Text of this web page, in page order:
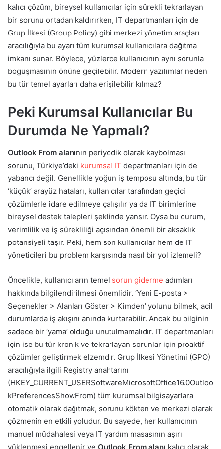
kalıcı çözüm, bireysel kullanıcılar için sürekli tekrarlayan
bir sorunu ortadan kaldırırken, IT departmanları için de
Grup İlkesi (Group Policy) gibi merkezi yönetim araçları
aracılığıyla bu ayarı tüm kurumsal kullanıcılara dağıtma
imkanı sunar. Böylece, yüzlerce kullanıcının aynı sorunla
boğuşmasının önüne geçilebilir. Modern yazılımlar neden
bu tür temel ayarları daha erişilebilir kılmaz?
Peki Kurumsal Kullanıcılar Bu
Durumda Ne Yapmalı?
Outlook From alanının periyodik olarak kaybolması
sorunu, Türkiye’deki kurumsal IT departmanları için de
yabancı değil. Genellikle yoğun iş temposu altında, bu tür
‘küçük’ arayüz hataları, kullanıcılar tarafından geçici
çözümlerle idare edilmeye çalışılır ya da IT birimlerine
bireysel destek talepleri şeklinde yansır. Oysa bu durum,
verimlilik ve iş sürekliliği açısından önemli bir aksaklık
potansiyeli taşır. Peki, hem son kullanıcılar hem de IT
yöneticileri bu problem karşısında nasıl bir yol izlemeli?
Öncelikle, kullanıcıların temel sorun giderme adımları
hakkında bilgilendirilmesi önemlidir. ‘Yeni E-posta >
Seçenekler > Alanları Göster > Kimden’ yolunu bilmek, acil
durumlarda iş akışını anında kurtarabilir. Ancak bu bilginin
sadece bir ‘yama’ olduğu unutulmamalıdır. IT departmanları
için ise bu tür kronik ve tekrarlayan sorunlar için proaktif
çözümler geliştirmek elzemdir. Grup İlkesi Yönetimi (GPO)
aracılığıyla ilgili Registry anahtarını
(HKEY_CURRENT_USERSoftwareMicrosoftOffice16.0Outloo
kPreferencesShowFrom) tüm kurumsal bilgisayarlara
otomatik olarak dağıtmak, sorunu kökten ve merkezi olarak
çözmenin en etkili yoludur. Bu sayede, her kullanıcının
manuel müdahalesi veya IT yardım masasının aşırı
yüklenmesi engellenir ve Outlook From alanı kalıcı olarak